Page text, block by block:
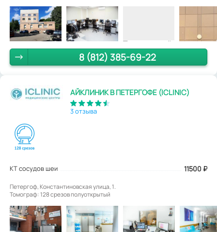
8 (812) 385-69-22
АЙКЛИНИК В ПЕТЕРГОФЕ (ICLINIC)
3 отзыва
КТ сосудов шеи 11500 ₽
Петергоф, Константиновская улица, 1.
Томограф: 128 срезов полуоткрытый